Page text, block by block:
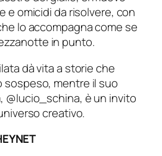
e omicidi da risolvere, con
lo accompagna come se
in punto.
dà vita a storie che
mentre il suo
@lucio_schina, è un invito
creativo.